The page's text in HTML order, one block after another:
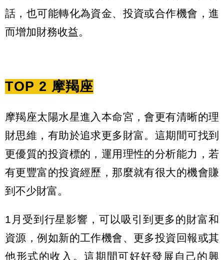
話，也可能轉化為資金、投資或合作機會，進
而增加財務收益。
TOP 2 摩羯座
摩羯座太陽水星進入本命宮，會更有清晰的理
財思維，有助於追求更多財富。這期間可找到
更優質的投資標的，運用理性的分析能力，若
有更豐富的投資經歷，那麼就有很大的機會賺
到不少財富。
1月受到行星影響，可以吸引到更多的財富和
資源，例如新的工作機會、更多投資回報或其
他形式的收入。這期間可好好發展自己的興